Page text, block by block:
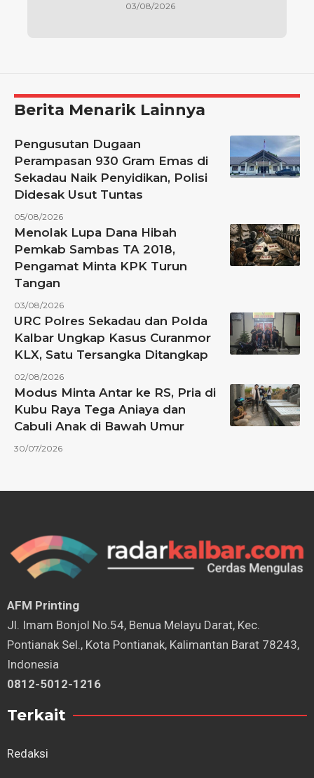
03/08/2026
Berita Menarik Lainnya
Pengusutan Dugaan
Perampasan 930 Gram Emas di
Sekadau Naik Penyidikan, Polisi
Didesak Usut Tuntas
05/08/2026
Menolak Lupa Dana Hibah
Pemkab Sambas TA 2018,
Pengamat Minta KPK Turun
Tangan
03/08/2026
URC Polres Sekadau dan Polda
Kalbar Ungkap Kasus Curanmor
KLX, Satu Tersangka Ditangkap
02/08/2026
Modus Minta Antar ke RS, Pria di
Kubu Raya Tega Aniaya dan
Cabuli Anak di Bawah Umur
30/07/2026
AFM Printing
⁠Jl. Imam Bonjol No.54, Benua Melayu Darat, Kec.
Pontianak Sel., Kota Pontianak, Kalimantan Barat 78243,
Indonesia
0812-5012-1216
Terkait
Redaksi